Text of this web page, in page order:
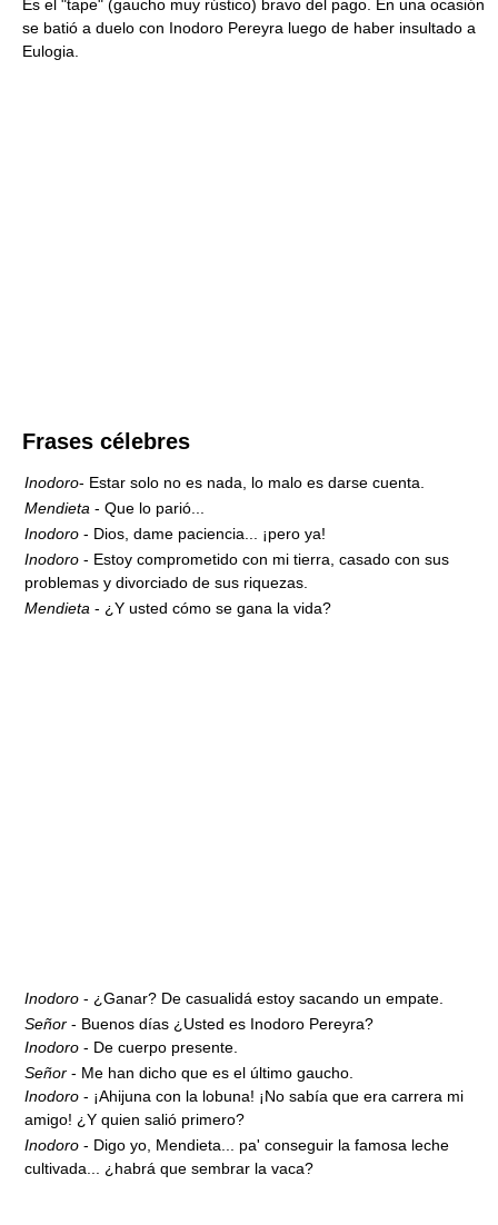
Es el "tape" (gaucho muy rústico) bravo del pago. En una ocasión
se batió a duelo con Inodoro Pereyra luego de haber insultado a
Eulogia.
Frases célebres
Inodoro- Estar solo no es nada, lo malo es darse cuenta.
Mendieta - Que lo parió...
Inodoro - Dios, dame paciencia... ¡pero ya!
Inodoro - Estoy comprometido con mi tierra, casado con sus
problemas y divorciado de sus riquezas.
Mendieta - ¿Y usted cómo se gana la vida?
Inodoro - ¿Ganar? De casualidá estoy sacando un empate.
Señor - Buenos días ¿Usted es Inodoro Pereyra?
Inodoro - De cuerpo presente.
Señor - Me han dicho que es el último gaucho.
Inodoro - ¡Ahijuna con la lobuna! ¡No sabía que era carrera mi
amigo! ¿Y quien salió primero?
Inodoro - Digo yo, Mendieta... pa' conseguir la famosa leche
cultivada... ¿habrá que sembrar la vaca?